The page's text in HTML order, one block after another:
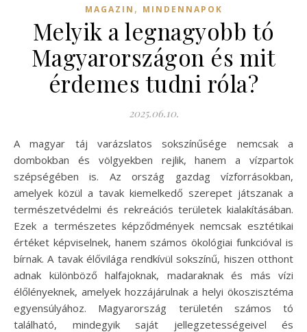
MAGAZIN , MINDENNAPOK
Melyik a legnagyobb tó
Magyarországon és mit
érdemes tudni róla?
2025.06.10.
A magyar táj varázslatos sokszínűsége nemcsak a
dombokban és völgyekben rejlik, hanem a vízpartok
szépségében is. Az ország gazdag vízforrásokban,
amelyek közül a tavak kiemelkedő szerepet játszanak a
természetvédelmi és rekreációs területek kialakításában.
Ezek a természetes képződmények nemcsak esztétikai
értéket képviselnek, hanem számos ökológiai funkcióval is
bírnak. A tavak élővilága rendkívül sokszínű, hiszen otthont
adnak különböző halfajoknak, madaraknak és más vízi
élőlényeknek, amelyek hozzájárulnak a helyi ökoszisztéma
egyensúlyához. Magyarország területén számos tó
található, mindegyik saját jellegzetességeivel és